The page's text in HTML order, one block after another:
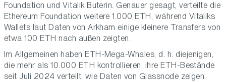
Foundation und Vitalik Buterin. Genauer gesagt, verteilte die
Ethereum Foundation weitere 1.000 ETH, während Vitaliks
Wallets laut Daten von Arkham einige kleinere Transfers von
etwa 100 ETH nach außen zeigten.
Im Allgemeinen haben ETH-Mega-Whales, d. h. diejenigen,
die mehr als 10.000 ETH kontrollieren, ihre ETH-Bestände
seit Juli 2024 verteilt, wie Daten von Glassnode zeigen.